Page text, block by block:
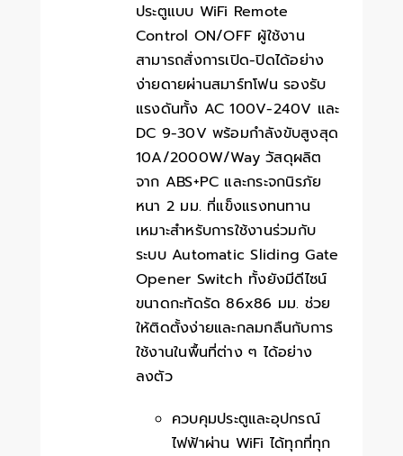
ประตูแบบ WiFi Remote
Control ON/OFF ผู้ใช้งาน
สามารถสั่งการเปิด-ปิดได้อย่าง
ง่ายดายผ่านสมาร์ทโฟน รองรับ
แรงดันทั้ง AC 100V-240V และ
DC 9-30V พร้อมกำลังขับสูงสุด
10A/2000W/Way วัสดุผลิต
จาก ABS+PC และกระจกนิรภัย
หนา 2 มม. ที่แข็งแรงทนทาน
เหมาะสำหรับการใช้งานร่วมกับ
ระบบ Automatic Sliding Gate
Opener Switch ทั้งยังมีดีไซน์
ขนาดกะทัดรัด 86x86 มม. ช่วย
ให้ติดตั้งง่ายและกลมกลืนกับการ
ใช้งานในพื้นที่ต่าง ๆ ได้อย่าง
ลงตัว
ควบคุมประตูและอุปกรณ์
ไฟฟ้าผ่าน WiFi ได้ทุกที่ทุก